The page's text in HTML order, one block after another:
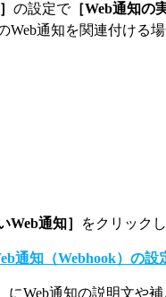
の設定で［Web通知の
通知を関連付ける
Web通知］ をクリックし
通知（Webhook）の設
にWeb通知の説明文や